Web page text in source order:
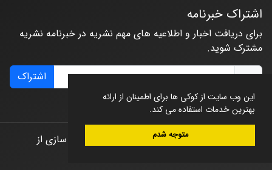
این وب سایت از کوکی ها برای اطمینان از ارائه
بهترین خدمات استفاده می کند.
متوجه شدم
اشتراک خبرنامه
برای دریافت اخبار و اطلاعیه های مهم نشریه در خبرنامه نشریه
مشترک شوید.
اشتراک
© سامانه مدیریت نشریات علمی.
طراحی و پیاده سازی از